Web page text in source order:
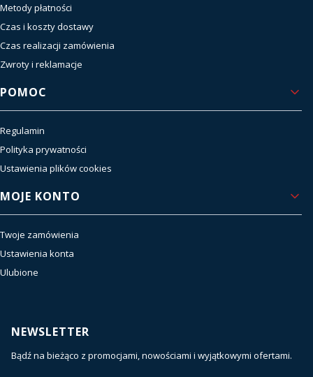
Metody płatności
Czas i koszty dostawy
Czas realizacji zamówienia
Zwroty i reklamacje
POMOC
Regulamin
Polityka prywatności
Ustawienia plików cookies
MOJE KONTO
Twoje zamówienia
Ustawienia konta
Ulubione
NEWSLETTER
Bądź na bieżąco z promocjami, nowościami i wyjątkowymi ofertami.